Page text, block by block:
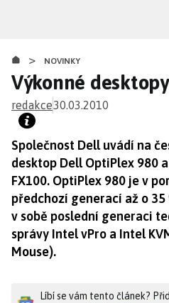
obsahu
> NOVINKY
Výkonné
redakce30.03.2010
Společnost Dell uvádí na
desktop Dell OptiPlex 980
FX100. OptiPlex 980 je v
předchozí generací až o
v sobě poslední generaci
správy Intel vPro a Intel
Mouse).
Líbí se vám tento článek?